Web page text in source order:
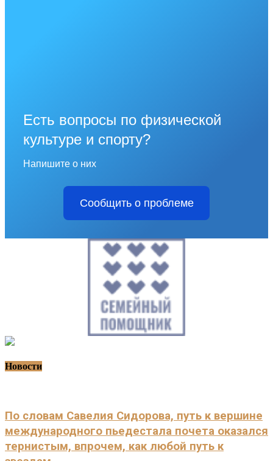
Есть вопросы по физической
культуре и спорту?
Напишите о них
Сообщить о проблеме
Новости
По словам Савелия Сидорова, путь к вершине
международного пьедестала почета оказался
тернистым, впрочем, как любой путь к